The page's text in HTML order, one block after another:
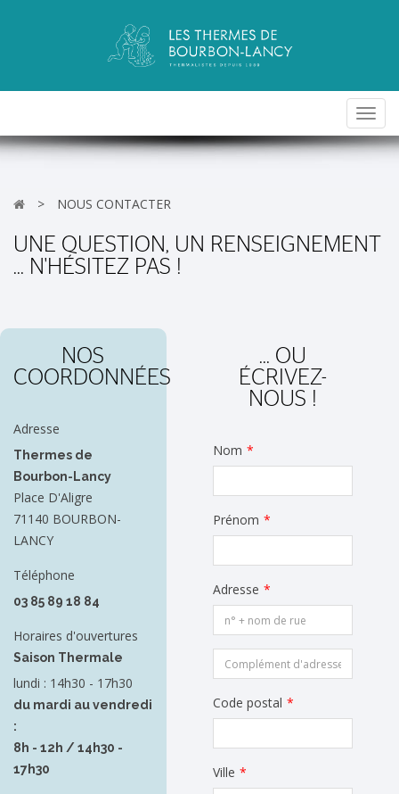
> NOUS CONTACTER
UNE QUESTION, UN RENSEIGNEMENT
... N'HÉSITEZ PAS !
NOS
COORDONNÉES
Adresse
Thermes de
Bourbon-Lancy
Place D'Aligre
71140 BOURBON-
LANCY
Téléphone
03 85 89 18 84
Horaires d'ouvertures
Saison Thermale
lundi : 14h30 - 17h30
du mardi au vendredi
:
8h - 12h / 14h30 -
17h30
... OU
ÉCRIVEZ-
NOUS !
Nom *
Prénom *
Adresse *
Code postal *
Ville *